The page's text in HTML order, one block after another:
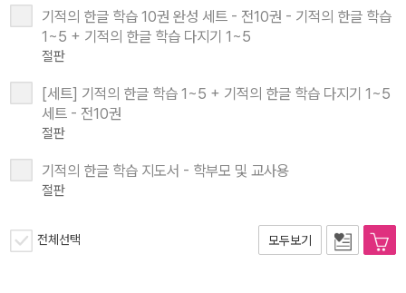
기적의 한글 학습 10권 완성 세트 - 전10권 - 기적의 한글 학습
1~5 + 기적의 한글 학습 다지기 1~5
절판
[세트] 기적의 한글 학습 1~5 + 기적의 한글 학습 다지기 1~5
세트 - 전10권
절판
기적의 한글 학습 지도서 - 학부모 및 교사용
절판
전체선택 모두보기